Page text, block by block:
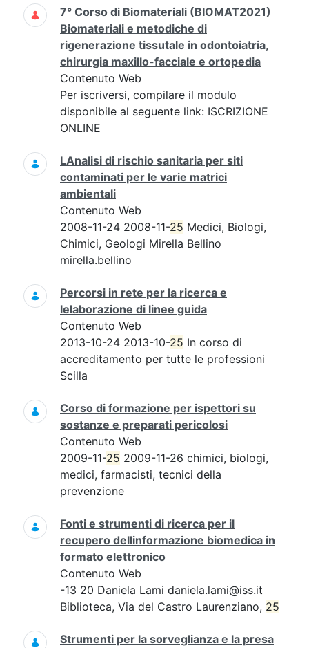
7° Corso di Biomateriali (BIOMAT2021)
Biomateriali e metodiche di
rigenerazione tissutale in odontoiatria,
chirurgia maxillo-facciale e ortopedia
Contenuto Web
Per iscriversi, compilare il modulo
disponibile al seguente link: ISCRIZIONE
ONLINE
LAnalisi di rischio sanitaria per siti
contaminati per le varie matrici
ambientali
Contenuto Web
2008-11-24 2008-11-25 Medici, Biologi,
Chimici, Geologi Mirella Bellino
mirella.bellino
Percorsi in rete per la ricerca e
lelaborazione di linee guida
Contenuto Web
2013-10-24 2013-10-25 In corso di
accreditamento per tutte le professioni
Scilla
Corso di formazione per ispettori su
sostanze e preparati pericolosi
Contenuto Web
2009-11-25 2009-11-26 chimici, biologi,
medici, farmacisti, tecnici della
prevenzione
Fonti e strumenti di ricerca per il
recupero dellinformazione biomedica in
formato elettronico
Contenuto Web
-13 20 Daniela Lami daniela.lami@iss.it
Biblioteca, Via del Castro Laurenziano, 25
Strumenti per la sorveglianza e la presa